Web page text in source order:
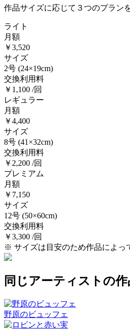
作品サイズに応じて３つのプラン
ライト
月額
￥3,520
サイズ
2号 (24×19cm)
交換利用料
￥1,100 /回
レギュラー
月額
￥4,400
サイズ
8号 (41×32cm)
交換利用料
￥2,200 /回
プレミアム
月額
￥7,150
サイズ
12号 (50×60cm)
交換利用料
￥3,300 /回
※ サイズは目安のため作品によっ
同じアーティストの作
野原のビュッフェ